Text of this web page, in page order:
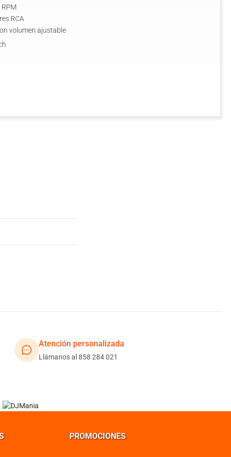
RCA
volumen ajustable
Atención personalizada
Llámanos al 858 284 021
PROMOCIONES